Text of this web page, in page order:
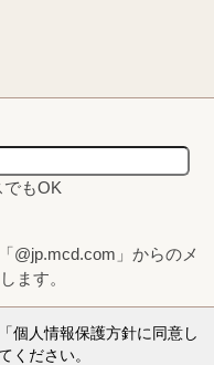
もOK
@jp.mcd.com」からのメ
ます。
個人情報保護方針に同意し
ください。